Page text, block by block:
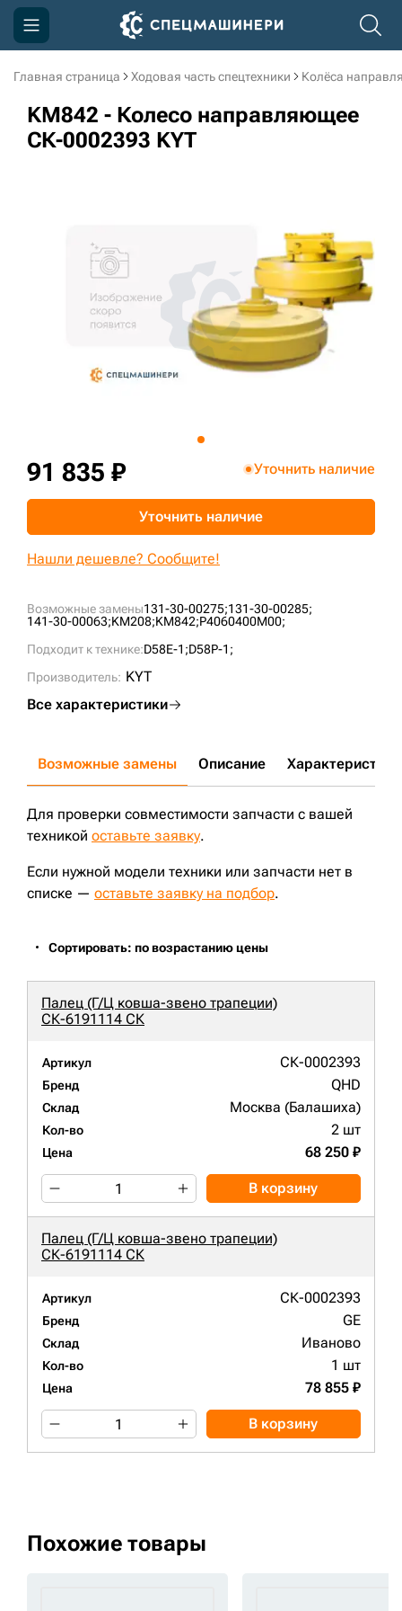
Главная страница Ходовая часть спецтехники Колёса
KM842 - Колесо направляющее
СК-0002393 KYT
Возможные замены131-30-00275;131-30-00285;
141-30-00063;KM208;KM842;P4060400M00;
Подходит к технике:D58E-1;D58P-1;
Производитель: KYT
Все характеристики
91 835 ₽ Уточнить наличие
Уточнить наличие
Нашли дешевле? Сообщите!
Возможные замены Описание Характеристики
Для проверки совместимости запчасти с вашей
техникой оставьте заявку.
Если нужной модели техники или запчасти нет в
списке — оставьте заявку на подбор.
Сортировать: по возрастанию цены
Палец (Г/Ц ковша-звено трапеции)
СК-6191114 СК
Артикул СК-0002393
Бренд QHD
Склад Москва (Балашиха)
Кол-во 2 шт
Цена 68 250 ₽
В корзину
Палец (Г/Ц ковша-звено трапеции)
СК-6191114 СК
Артикул СК-0002393
Бренд GE
Склад Иваново
Кол-во 1 шт
Цена 78 855 ₽
В корзину
Похожие товары
Компания
Акции
3D тур по производству
3D тур по складам
sksale@skdst.ru